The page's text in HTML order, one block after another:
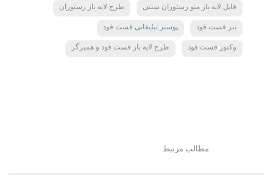
فایل لایه باز منو رستوران سنتی طرح لایه باز رستوران
بنر فست فود پوستر تبلیغاتی فست فود
وکتور فست فود طرح لایه باز فست فود و همبرگر
مطالب مرتبط